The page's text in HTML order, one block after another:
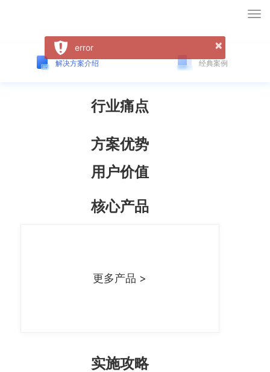
解决方案介绍 经典案例
行业痛点
方案优势
用户价值
核心产品
更多产品 >
实施攻略
×
error